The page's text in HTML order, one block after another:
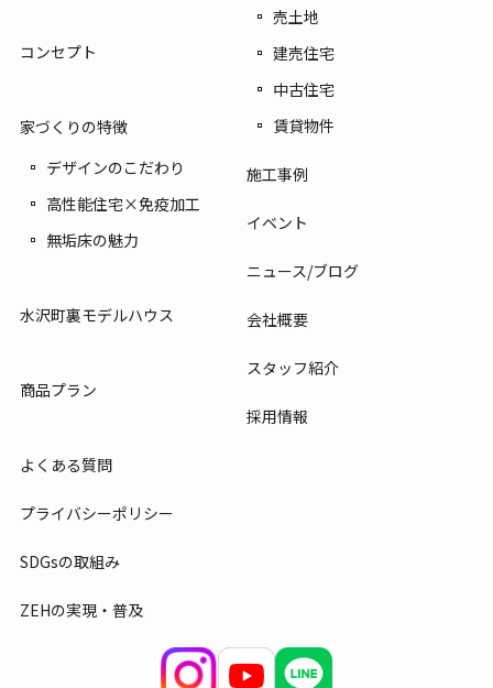
コンセプト
家づくりの特徴
デザインのこだわり
高性能住宅×免疫加工
無垢床の魅力
水沢町裏モデルハウス
商品プラン
売土地
建売住宅
中古住宅
賃貸物件
施工事例
イベント
ニュース/ブログ
会社概要
スタッフ紹介
採用情報
よくある質問
プライバシーポリシー
SDGsの取組み
ZEHの実現・普及